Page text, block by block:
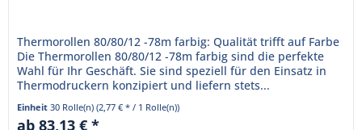
Thermorollen 80/80/12 -78m farbig: Qualität trifft auf Farbe
Die Thermorollen 80/80/12 -78m farbig sind die perfekte
Wahl für Ihr Geschäft. Sie sind speziell für den Einsatz in
Thermodruckern konzipiert und liefern stets...
Einheit30 Rolle(n)(2,77 € * / 1 Rolle(n))
ab 83,13 € *